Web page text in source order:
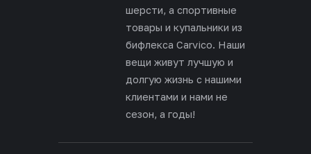
шерсти, а спортивные
товары и купальники из
бифлекса Carvico. Наши
вещи живут лучшую и
долгую жизнь с нашими
клиентами и нами не
сезон, а годы!